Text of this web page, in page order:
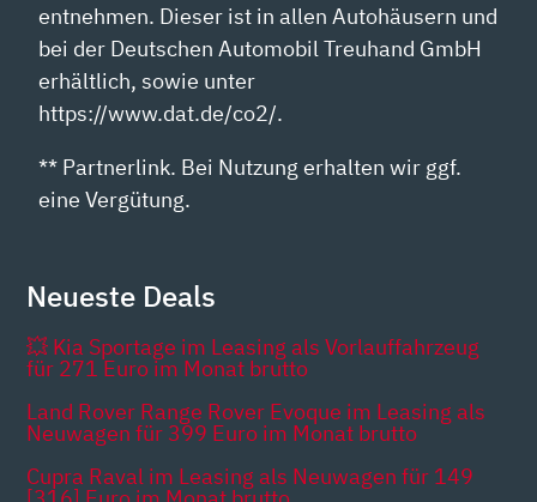
entnehmen. Dieser ist in allen Autohäusern und
bei der Deutschen Automobil Treuhand GmbH
erhältlich, sowie unter
https://www.dat.de/co2/.
** Partnerlink. Bei Nutzung erhalten wir ggf.
eine Vergütung.
Neueste Deals
💥 Kia Sportage im Leasing als Vorlauffahrzeug
für 271 Euro im Monat brutto
Land Rover Range Rover Evoque im Leasing als
Neuwagen für 399 Euro im Monat brutto
Cupra Raval im Leasing als Neuwagen für 149